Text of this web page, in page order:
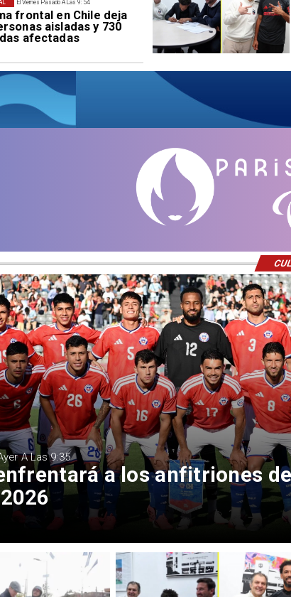
El Viernes Pasado A Las 9:54
frontal en Chile deja
aisladas y 730
afectadas
a los anfitriones
A Las 9:35